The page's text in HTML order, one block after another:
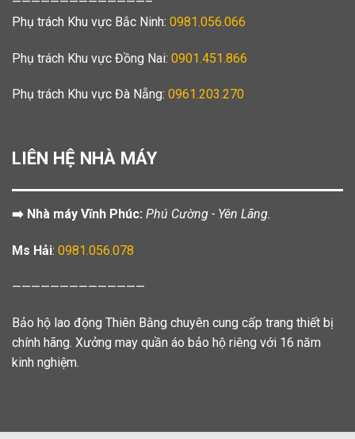
Phụ trách Khu vực Bắc Ninh: 0981.056.066
Phụ trách Khu vực Đồng Nai: 0901.451.866
Phụ trách Khu vực Đà Nẵng: 0961.203.270
LIÊN HỆ NHÀ MÁY
➡️ Nhà máy Vĩnh Phúc: Phú Cường - Yên Lãng.
Ms Hải: 0981.056.078
——————————————
Bảo hộ lao động Thiên Bằng chuyên cung cấp trang thiết bị
chính hãng. Xưởng may quần áo bảo hộ riêng với 16 năm
kinh nghiệm.